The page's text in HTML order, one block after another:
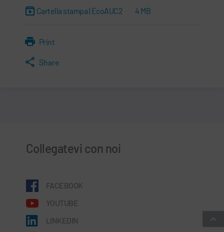
Cartella stampa | EcoAUC2 4 MB
Print
Share
Collegatevi con noi
FACEBOOK
YOUTUBE
LINKEDIN